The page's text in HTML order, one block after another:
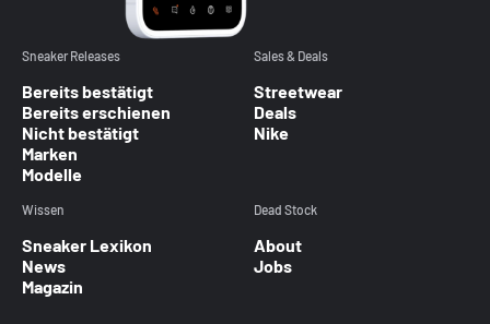
Sneaker Releases
Bereits bestätigt
Bereits erschienen
Nicht bestätigt
Marken
Modelle
Sales & Deals
Streetwear
Deals
Nike
Wissen
Sneaker Lexikon
News
Magazin
Dead Stock
About
Jobs